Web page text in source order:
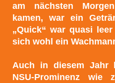
am nächsten
kamen, war ein
„Quick“ war quasi
sich wohl ein
Auch in diesem Jahr
NSU-Prominenz wie